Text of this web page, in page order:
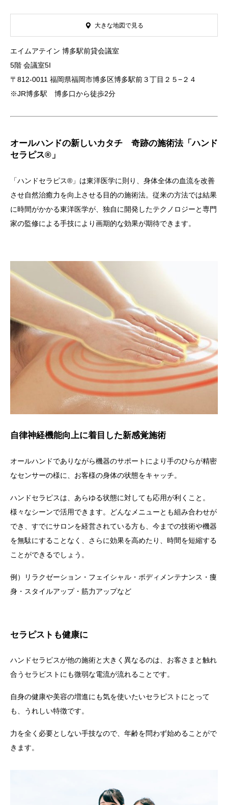
エイムアテイン 博多駅前貸会議室
5階 会議室5I
〒812-0011 福岡県福岡市博多区博多駅前３丁目２５−２４
※JR博多駅 博多口から徒歩2分
大きな地図で見る
オールハンドの新しいカタチ 奇跡の施術法「ハンド
セラピス®」
「ハンドセラピス®」は東洋医学に則り、身体全体の血流を改善
させ自然治癒力を向上させる目的の施術法。従来の方法では結果
に時間がかかる東洋医学が、独自に開発したテクノロジーと専門
家の監修による手技により画期的な効果が期待できます。
自律神経機能向上に着目した新感覚施術
オールハンドでありながら機器のサポートにより手のひらが精密
なセンサーの様に、お客様の身体の状態をキャッチ。
ハンドセラピスは、あらゆる状態に対しても応用が利くこと。
様々なシーンで活用できます。
どんなメニューとも組み合わせが
でき、すでにサロンを経営されている方も、今までの技術や機器
を無駄にすることなく、さらに効果を高めたり、時間を短縮する
ことができるでしょう。
例）リラクゼーション・フェイシャル・ボディメンテナンス・痩
身・スタイルアップ・筋力アップなど
セラピストも健康に
ハンドセラピスが他の施術と大きく異なるのは、お客さまと触れ
合うセラピストにも微弱な電流が流れることです。
自身の健康や美容の増進にも気を使いたいセラピストにとって
も、うれしい特徴です。
力を全く必要としない手技なので、年齢を問わず始めることがで
きます。